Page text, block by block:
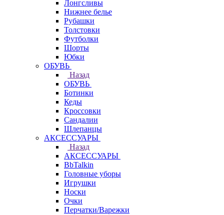
Лонгсливы
Нижнее белье
Рубашки
Толстовки
Футболки
Шорты
Юбки
ОБУВЬ
Назад
ОБУВЬ
Ботинки
Кеды
Кроссовки
Сандалии
Шлепанцы
АКСЕССУАРЫ
Назад
АКСЕССУАРЫ
BbTalkin
Головные уборы
Игрушки
Носки
Очки
Перчатки/Варежки